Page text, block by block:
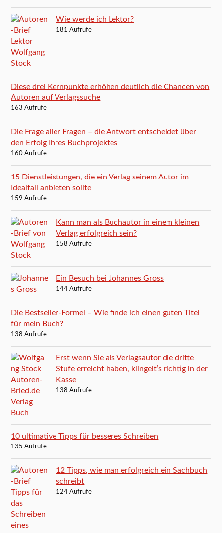
Wie werde ich Lektor?
181 Aufrufe
Diese drei Kernpunkte erhöhen deutlich die Chancen von
Autoren auf Verlagssuche
163 Aufrufe
Die Frage aller Fragen – die Antwort entscheidet über
den Erfolg Ihres Buchprojektes
160 Aufrufe
15 Dienstleistungen, die ein Verlag seinem Autor im
Idealfall anbieten sollte
159 Aufrufe
Kann man als Buchautor in einem kleinen
Verlag erfolgreich sein?
158 Aufrufe
Ein Besuch bei Johannes Gross
144 Aufrufe
Die Bestseller-Formel – Wie finde ich einen guten Titel
für mein Buch?
138 Aufrufe
Erst wenn Sie als Verlagsautor die dritte
Stufe erreicht haben, klingelt’s richtig in der
Kasse
138 Aufrufe
10 ultimative Tipps für besseres Schreiben
135 Aufrufe
12 Tipps, wie man erfolgreich ein Sachbuch
schreibt
124 Aufrufe